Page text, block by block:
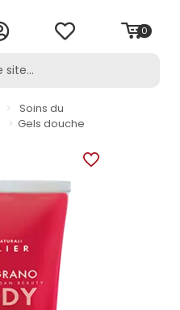
0
>
Soins du
> Gels douche